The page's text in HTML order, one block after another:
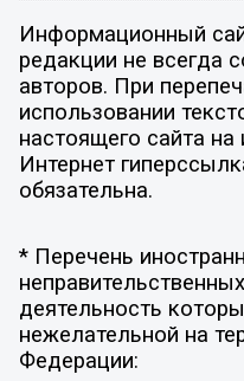
Информационный
редакции не всегда
авторов. При
использовании
настоящего сайта на
Интернет
обязательна.
* Перечень
деятельность
нежелательной на
Федерации: